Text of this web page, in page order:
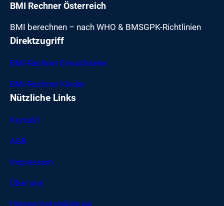
BMI Rechner Österreich
BMI berechnen – nach WHO & BMSGPK-Richtlinien
Direktzugriff
BMI-Rechner Erwachsene
BMI-Rechner Kinder
Nützliche Links
Kontakt
AGB
Impressum
Über uns
Datenschutzerklärung